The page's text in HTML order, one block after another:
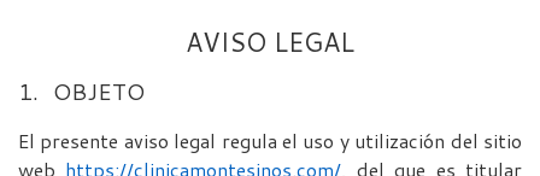
AVISO LEGAL
1. OBJETO
El presente aviso legal regula el uso y utilización del sitio
web https://clinicamontesinos.com/, del que es titular